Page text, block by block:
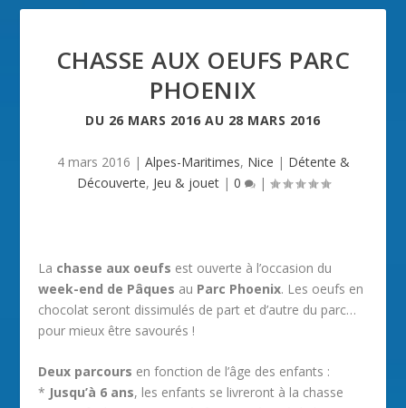
CHASSE AUX OEUFS PARC
PHOENIX
DU 26 MARS 2016 AU 28 MARS 2016
4 mars 2016 | Alpes-Maritimes, Nice | Détente &
Découverte, Jeu & jouet| 0 |
La chasse aux oeufs est ouverte à l’occasion du
week-end de Pâques au Parc Phoenix. Les oeufs en
chocolat seront dissimulés de part et d’autre du parc…
pour mieux être savourés !
Deux parcours en fonction de l’âge des enfants :
* Jusqu’à 6 ans, les enfants se livreront à la chasse